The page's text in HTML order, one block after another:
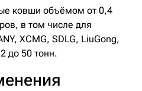
ковши объёмом от 0,4
в том числе для
XCMG, SDLG, LiuGong,
до 50 тонн.